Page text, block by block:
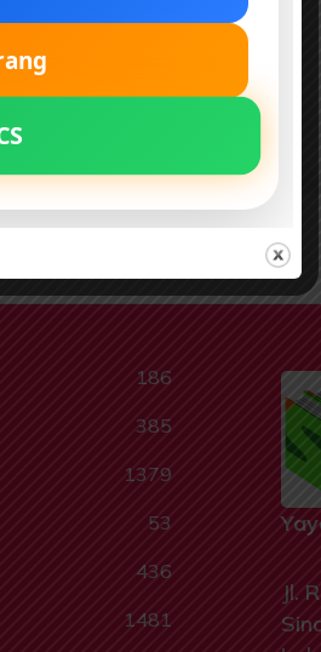
186
385
1379
53
436
1481
Jl.